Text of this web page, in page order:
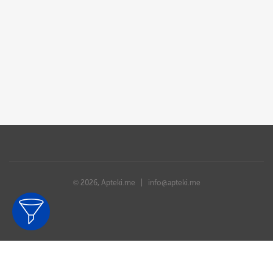
© 2026, Apteki.me | info@apteki.me